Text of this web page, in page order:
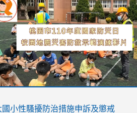
sites.google.com/stes.tyc.edu.tw/
drive.google.com/file/d/
youtu.be/jJOMVWY3-
drive.google.com/file/d/
國小性騷擾防治措施申訴及懲戒